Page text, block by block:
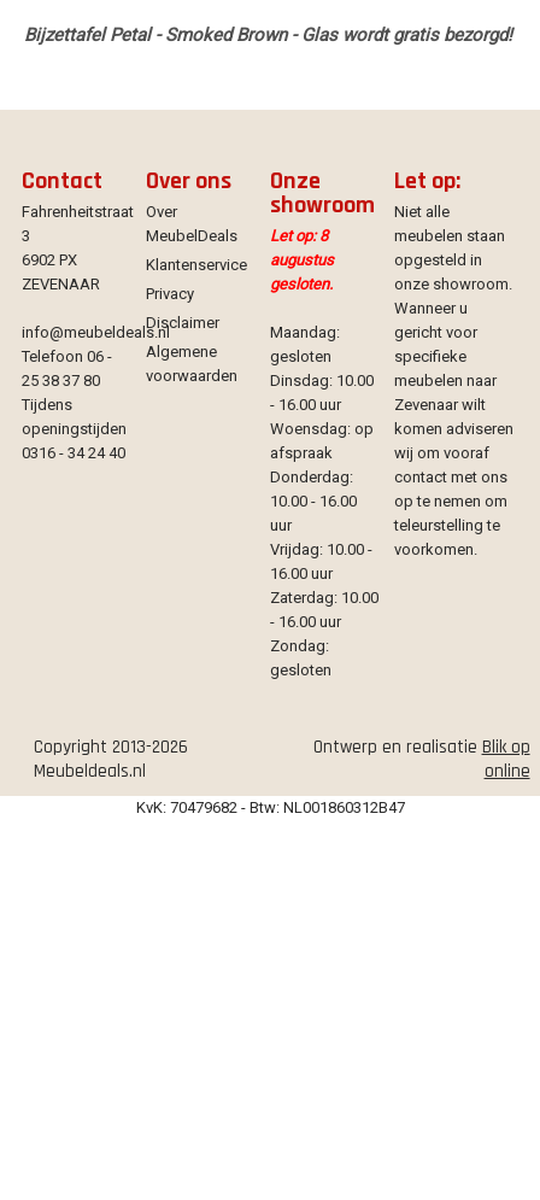
Bijzettafel Petal - Smoked Brown - Glas wordt gratis bezorgd!
Contact
Fahrenheitstraat
3
6902 PX
ZEVENAAR
info@meubeldeals.nl
Telefoon 06 -
25 38 37 80
Tijdens
openingstijden
0316 - 34 24 40
Over ons
Over
MeubelDeals
Klantenservice
Privacy
Disclaimer
Algemene
voorwaarden
Onze
showroom
Let op: 8
augustus
gesloten.
Maandag:
gesloten
Dinsdag: 10.00
- 16.00 uur
Woensdag: op
afspraak
Donderdag:
10.00 - 16.00
uur
Vrijdag: 10.00 -
16.00 uur
Zaterdag: 10.00
- 16.00 uur
Zondag:
gesloten
Let op:
Niet alle
meubelen staan
opgesteld in
onze showroom.
Wanneer u
gericht voor
specifieke
meubelen naar
Zevenaar wilt
komen adviseren
wij om vooraf
contact met ons
op te nemen om
teleurstelling te
voorkomen.
Copyright 2013-2026
Meubeldeals.nl
Ontwerp en realisatie Blik op
online
KvK: 70479682 - Btw: NL001860312B47